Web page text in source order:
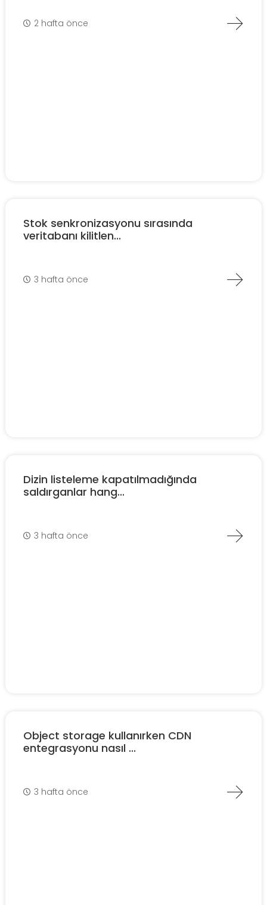
2 hafta önce
Stok senkronizasyonu sırasında
veritabanı kilitlen...
3 hafta önce
Dizin listeleme kapatılmadığında
saldırganlar hang...
3 hafta önce
Object storage kullanırken CDN
entegrasyonu nasıl ...
3 hafta önce